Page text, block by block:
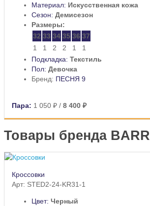
Материал: Искусственная кожа
Сезон: Демисезон
Размеры:
32 33 34 35 36 37
1
1 2 2 1
1
Подкладка: Текстиль
Пол: Девочка
Бренд: ПЕСНЯ 9
Пара: 1 050 ₽ / 8 400 ₽
Товары бренда BARR
Кроссовки
Арт: STED2-24-KR31-1
Цвет: Черный